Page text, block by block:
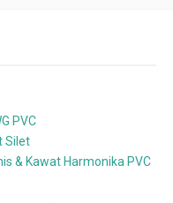
PVC
Silet
& Kawat Harmonika PVC